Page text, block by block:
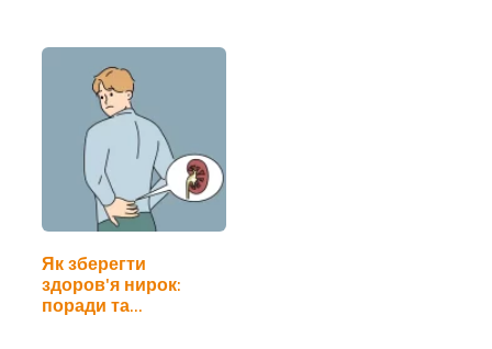
Як зберегти
здоров'я нирок:
поради та